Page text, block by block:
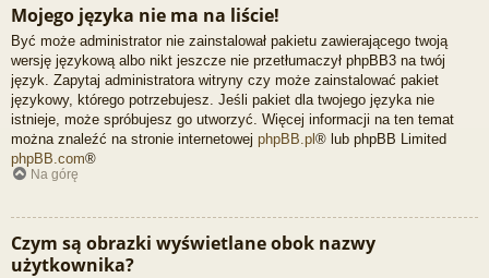
Mojego języka nie ma na liście!
Być może administrator nie zainstalował pakietu zawierającego twoją
wersję językową albo nikt jeszcze nie przetłumaczył phpBB3 na twój
język. Zapytaj administratora witryny czy może zainstalować pakiet
językowy, którego potrzebujesz. Jeśli pakiet dla twojego języka nie
istnieje, może spróbujesz go utworzyć. Więcej informacji na ten temat
można znaleźć na stronie internetowej phpBB.pl ® lub phpBB Limited
phpBB.com®
Na górę
Czym są obrazki wyświetlane obok nazwy
użytkownika?